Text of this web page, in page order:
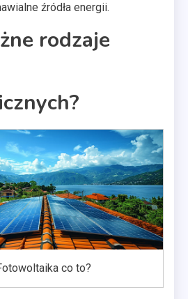
źródła energii.
rodzaje
co to?